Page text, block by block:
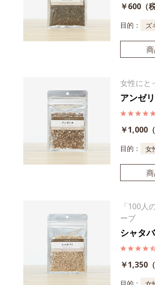
￥600（
目的： ズ
女性にと
アンゼ
￥1,000
目的： 女
「100人
ーブ
シャタ
￥1,350